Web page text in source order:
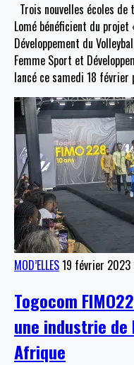
Trois nouvelles écoles
Lomé bénéficient du
Développement du
Femme Sport et
lancé ce samedi 18
MOD’ELLES19 février 2023
Togocom
une industrie de
Afrique